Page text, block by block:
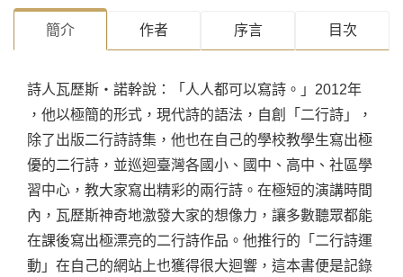
簡介 作者 序⾔ 目次
詩人瓦歷斯‧諾幹說：「人人都可以寫詩。」2012年
，他以極簡的形式，現代詩的語法，自創「二行詩」，
除了出版二行詩詩集，他也在自己的學校教學生寫出極
優的二行詩，並巡迴臺灣各國小、國中、高中、社區學
習中心，教大家寫出精彩的兩行詩。在極短的演講時間
內，瓦歷斯神奇地激發大家的想像力，讓多數聽眾都能
在課後寫出極漂亮的二行詩作品。他推行的「二行詩運
動」在自己的網站上也獲得很大迴響，這本書便是記錄